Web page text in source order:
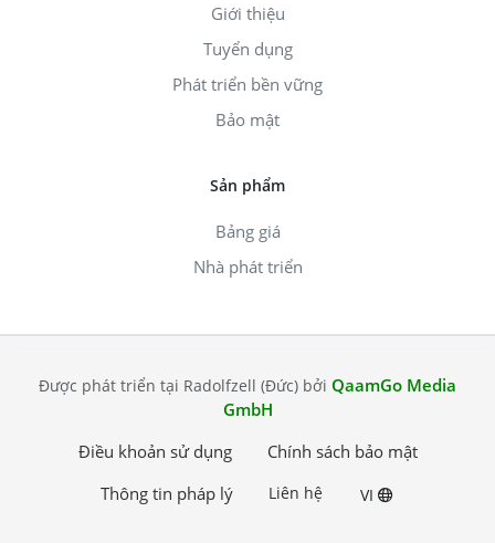
Giới thiệu
Tuyển dụng
Phát triển bền vững
Bảo mật
Sản phẩm
Bảng giá
Nhà phát triển
Được phát triển tại Radolfzell (Đức) bởi QaamGo Media
GmbH
Điều khoản sử dụng
Chính sách bảo mật
Thông tin pháp lý
Liên hệ VI